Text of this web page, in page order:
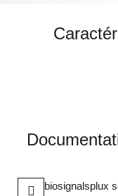
biosignalsplux